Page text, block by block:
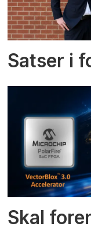
Satser i
Skal